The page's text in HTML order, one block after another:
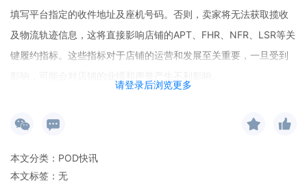
请登录后浏览更多
填写平台指定的收件地址及座机号码。否则，卖家将无法获取揽收
及物流轨迹信息，这将直接影响店铺的APT、FHR、NFR、LSR等关
键履约指标。这些指标对于店铺的运营和发展至关重要，一旦受到
平台给出了建议。自11月3日起，建议卖家选择中通、顺丰之外的其
入Shopee官方认证货代项目的卖家仍可继续使用顺丰和中通发货。
卖家可以在物流手册附件中搜索“仓库收件地址及联系方式”来获取具
本文分类： POD快讯
本文标签：无